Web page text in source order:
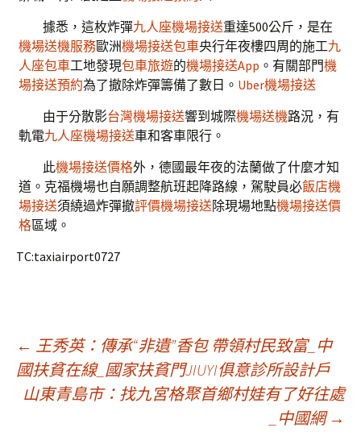
據悉，這枚炸彈九人座機場接送重達500公斤，是在
機場送機服務歐洲機場接送包車央行年夜樓四周的施工九
人座包車工地發現包車旅遊的機場接送App 。有關部門機
場接送預約為了撤除炸彈籌備了數日。 Uber機場接送
由于分散影台灣機場接送響到城際機場送機路況，有
軌電九人座機場接送車和客車限行。
此機場接送價格外，德國最年夜的法蘭做了什麼才知
道。克福機場也自願調整航班起降路線，駕駛員必飯店機
場接送須繞過炸彈撤評價機場接送除現場地點機場接送價
格區域。
TC:taxiairport0727
文
章
← 王秀英：傳承“非遺”香包 帶領村民致富_中
國扶貧在線_國家扶貧門JIUYI俱意診所設計戶
山東青島市：找九宮格聚首鄉村娃有了好往處
_中國網 →